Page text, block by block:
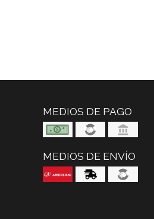
MEDIOS DE PAGO
MEDIOS DE ENVÍO